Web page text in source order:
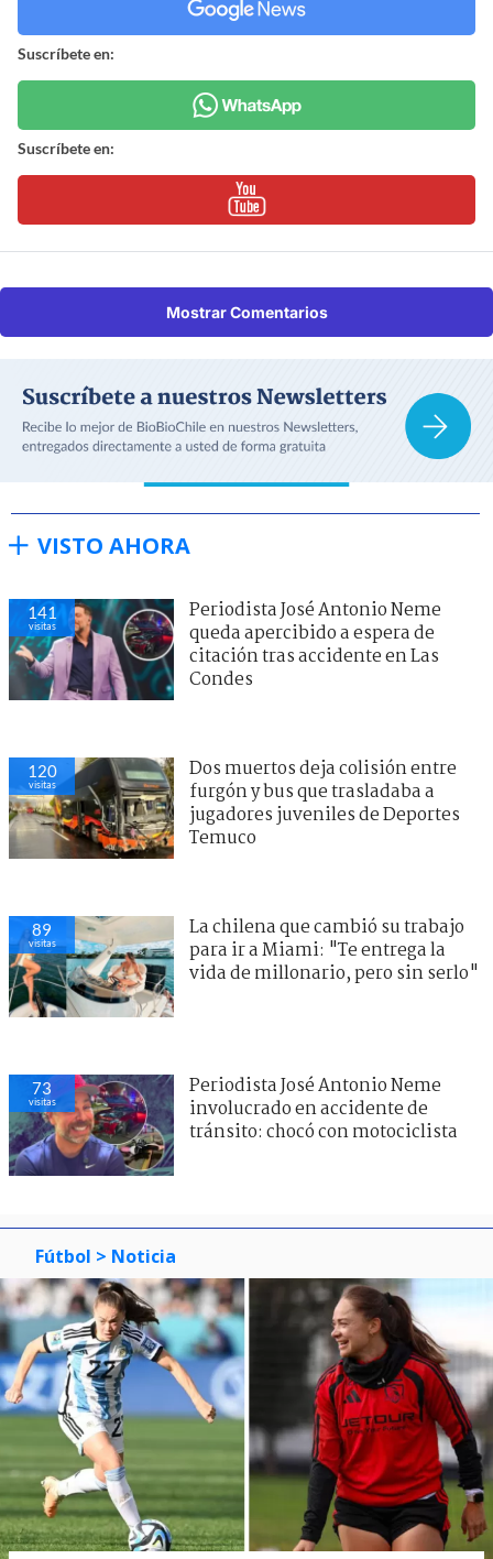
Suscríbete en:
Suscríbete en:
Mostrar Comentarios
VISTO AHORA
141
visitas
Periodista José Antonio Neme
queda apercibido a espera de
citación tras accidente en Las
Condes
120
visitas
Dos muertos deja colisión entre
furgón y bus que trasladaba a
jugadores juveniles de Deportes
Temuco
89
visitas
La chilena que cambió su trabajo
para ir a Miami: "Te entrega la
vida de millonario, pero sin serlo"
73
visitas
Periodista José Antonio Neme
involucrado en accidente de
tránsito: chocó con motociclista
Fútbol > Noticia